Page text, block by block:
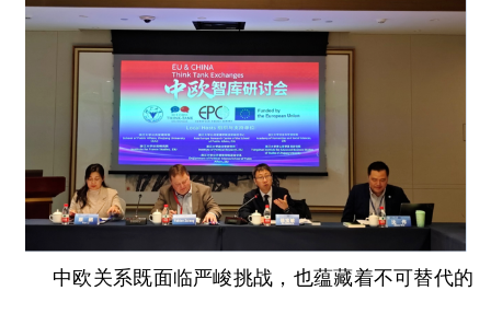
中欧关系既面临严峻挑战，也蕴藏着不可替代的